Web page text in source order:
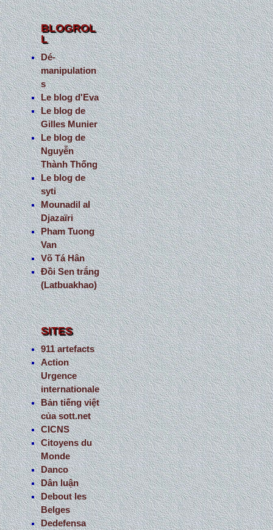
BLOGROL
L
Dé-
manipulation
s
Le blog d'Eva
Le blog de
Gilles Munier
Le blog de
Nguyễn
Thành Thống
Le blog de
syti
Mounadil al
Djazaïri
Pham Tuong
Van
Võ Tá Hân
Đồi Sen trắng
(Latbuakhao)
SITES
911 artefacts
Action
Urgence
internationale
Bản tiếng việt
của sott.net
CICNS
Citoyens du
Monde
Danco
Dân luận
Debout les
Belges
Dedefensa